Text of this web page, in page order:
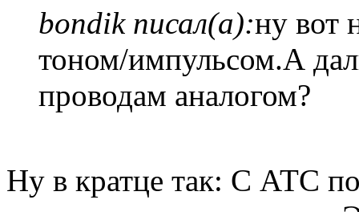
bondik писал(а):ну вот
тоном/импульсом.А
проводам аналогом?
Ну в кратце так: С АТС